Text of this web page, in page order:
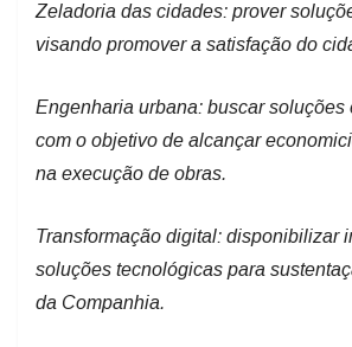
Zeladoria das cidades: prover
visando promover a satisfação do
Engenharia urbana: buscar soluções
com o objetivo de alcançar
na execução de obras.
Transformação digital: disponibilizar
soluções tecnológicas para
da Companhia.